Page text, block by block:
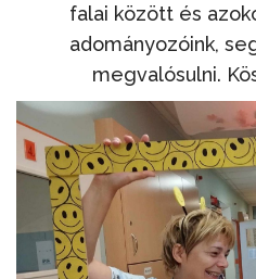
falai között és
adományozóink,
megvalósulni.